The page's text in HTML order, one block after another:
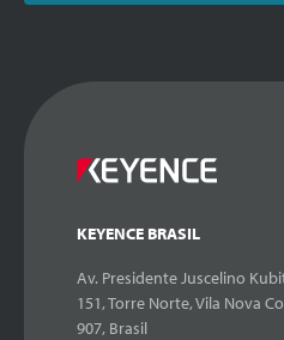
KEYENCE BRASIL
Av. Presidente Juscelino
151, Torre Norte, Vila Nova
907, Brasil